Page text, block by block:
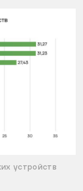
устройств